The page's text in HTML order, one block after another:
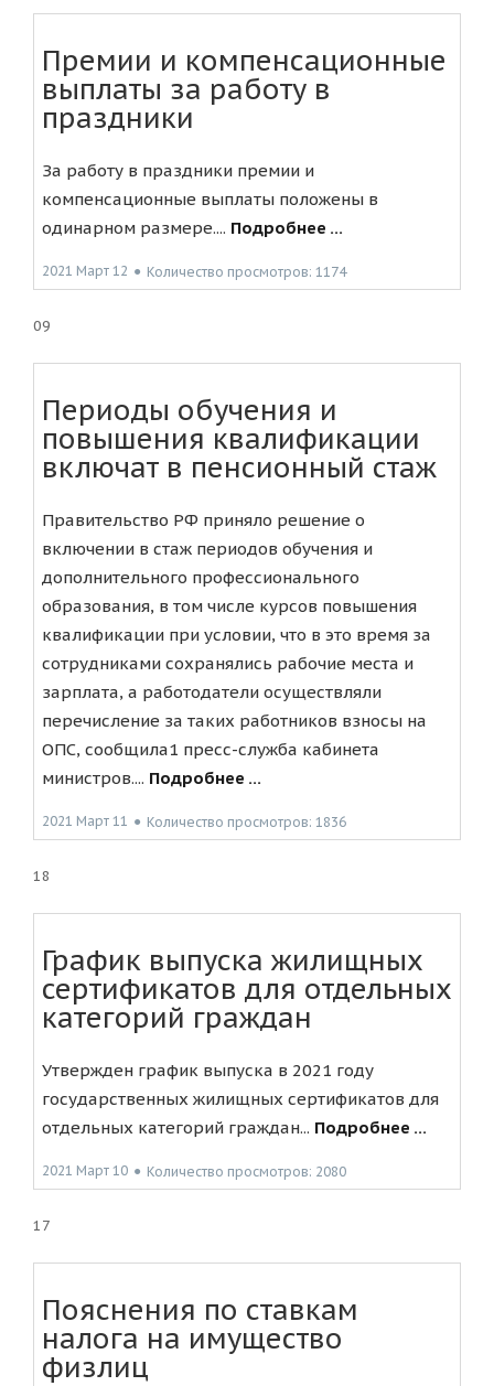
Премии и компенсационные
выплаты за работу в
праздники
За работу в праздники премии и
компенсационные выплаты положены в
одинарном размере.... Подробнее ...
2021 Март 12 ● Количество просмотров: 1174
09
Периоды обучения и
повышения квалификации
включат в пенсионный стаж
Правительство РФ приняло решение о
включении в стаж периодов обучения и
дополнительного профессионального
образования, в том числе курсов повышения
квалификации при условии, что в это время за
сотрудниками сохранялись рабочие места и
зарплата, а работодатели осуществляли
перечисление за таких работников взносы на
ОПС, сообщила1 пресс-служба кабинета
министров.... Подробнее ...
2021 Март 11 ● Количество просмотров: 1836
18
График выпуска жилищных
сертификатов для отдельных
категорий граждан
Утвержден график выпуска в 2021 году
государственных жилищных сертификатов для
отдельных категорий граждан... Подробнее ...
2021 Март 10 ● Количество просмотров: 2080
17
Пояснения по ставкам
налога на имущество
физлиц